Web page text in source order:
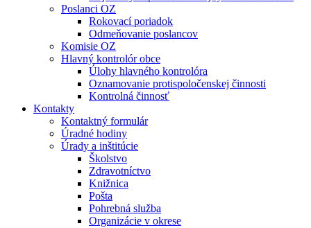
Poslanci OZ
Rokovací poriadok
Odmeňovanie poslancov
Komisie OZ
Hlavný kontrolór obce
Úlohy hlavného kontrolóra
Oznamovanie protispoločenskej činnosti
Kontrolná činnosť
Kontakty
Kontaktný formulár
Úradné hodiny
Úrady a inštitúcie
Školstvo
Zdravotníctvo
Knižnica
Pošta
Pohrebná služba
Organizácie v okrese